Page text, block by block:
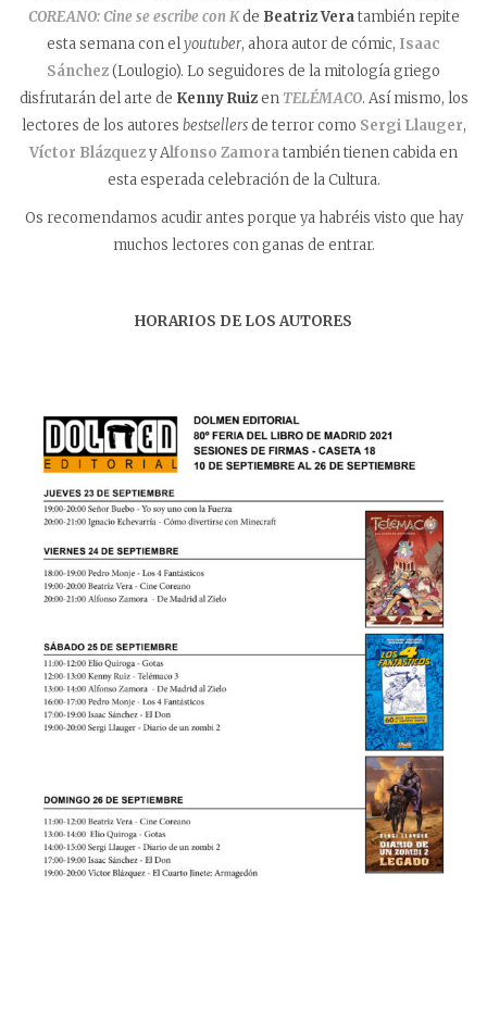
COREANO: Cine se escribe con K de Beatriz Veratambién repite
esta semana con elyoutuber, ahora autor de cómic, Isaac
Sánchez(Loulogio). Lo seguidores de la mitología griego
disfrutarán del arte de Kenny Ruizen TELÉMACO. Así mismo, los
lectores de los autores bestsellersde terror como Sergi Llauger,
Víctor Blázquezy Alfonso Zamoratambién tienen cabida en
esta esperada celebración de la Cultura.
Os recomendamos acudir antes porque ya habréis visto que hay
muchos lectores con ganas de entrar.
HORARIOS DE LOS AUTORES